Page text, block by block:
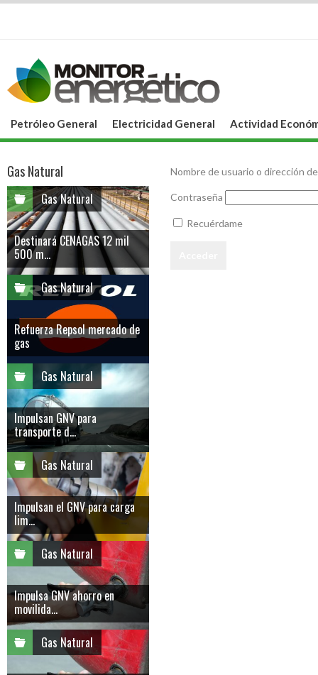
Petróleo General Electricidad General Actividad
Nombre de usuario o dirección
Contraseña
Recuérdame
Gas Natural
Gas Natural
Destinará CENAGAS 12 mil
500 m...
Gas Natural
Refuerza Repsol mercado de
gas
Gas Natural
Impulsan GNV para
transporte d...
Gas Natural
Impulsan el GNV para carga
lim...
Gas Natural
Impulsa GNV ahorro en
movilida...
Gas Natural